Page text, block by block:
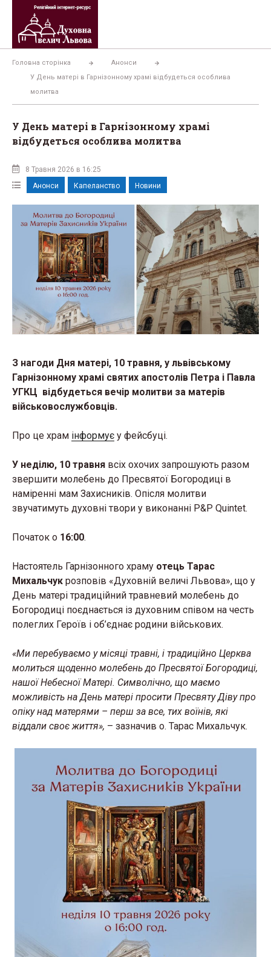
Перейти
вмісту
Головна сторінка
Анонси
У День матері в Гарнізонному храмі відбудеться особлива
молитва
У День матері в Гарнізонному храмі
відбудеться особлива молитва
8 Травня 2026 в 16:25
Анонси
Капеланство Новини
З нагоди Дня матері, 10 травня, у львівському
Гарнізонному храмі святих апостолів Петра і Павла
УГКЦ відбудеться вечір молитви за матерів
військовослужбовців.
Про це храм інформує у фейсбуці.
У неділю, 10 травня всіх охочих запрошують разом
звершити молебень до Пресвятої Богородиці в
наміренні мам Захисників. Опісля молитви
звучатимуть духовні твори у виконанні P&P Quintet.
Початок о 16:00.
Настоятель Гарнізонного храму отець Тарас
Михальчук розповів «Духовній величі Львова», що у
День матері традиційний травневий молебень до
Богородиці поєднається із духовним співом на честь
полеглих Героїв і об’єднає родини військових.
«Ми перебуваємо у місяці травні, і традиційно Церква
молиться щоденно молебень до Пресвятої Богородиці,
нашої Небесної Матері. Символічно, що маємо
можливість на День матері просити Пресвяту Діву про
опіку над матерями – перш за все, тих воїнів, які
віддали своє життя», – зазначив о. Тарас Михальчук.